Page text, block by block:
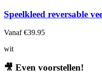
Speelkleed reversable
Vanaf €39.95
wit
🎥 Even voorstellen!